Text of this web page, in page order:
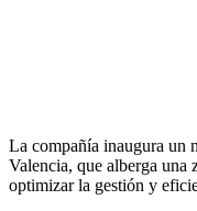
La compañía inaugura un
Valencia, que alberga una
optimizar la gestión y